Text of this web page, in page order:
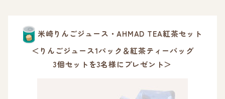
米崎りんごジュース・AHMAD TEA紅茶セット
＜りんごジュース1パック＆紅茶ティーバッグ
3個セットを3名様にプレゼント＞